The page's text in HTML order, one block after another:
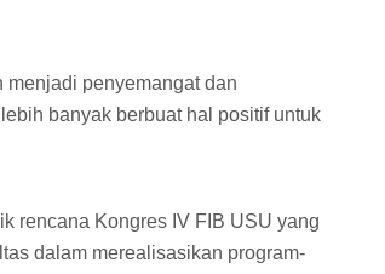
penyemangat dan
banyak berbuat hal positif untuk
rencana Kongres IV FIB USU yang
dalam merealisasikan program-